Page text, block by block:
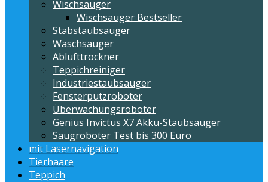
Wischsauger
Wischsauger Bestseller
Stabstaubsauger
Waschsauger
Ablufttrockner
Teppichreiniger
Industriestaubsauger
Fensterputzroboter
Überwachungsroboter
Genius Invictus X7 Akku-Staubsauger
Saugroboter Test bis 300 Euro
mit Lasernavigation
Tierhaare
Teppich